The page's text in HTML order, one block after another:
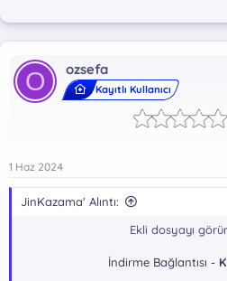
O ozsefa
Kayıtlı Kullanıcı
1 Haz 2024
JinKazama' Alıntı:
Ekli dosyayı
İndirme Bağlantısı -